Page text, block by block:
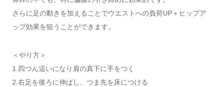
さらに足の動きを加えることでウエストへの負荷UP＋ヒップア
ップ効果を狙うことができます。
＜やり方＞
1.四つん這いになり肩の真下に手をつく
2.右足を後ろに伸ばし、つま先を床につける